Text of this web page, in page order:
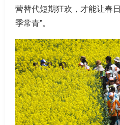
营替代短期狂欢，才能让春
季常青”。